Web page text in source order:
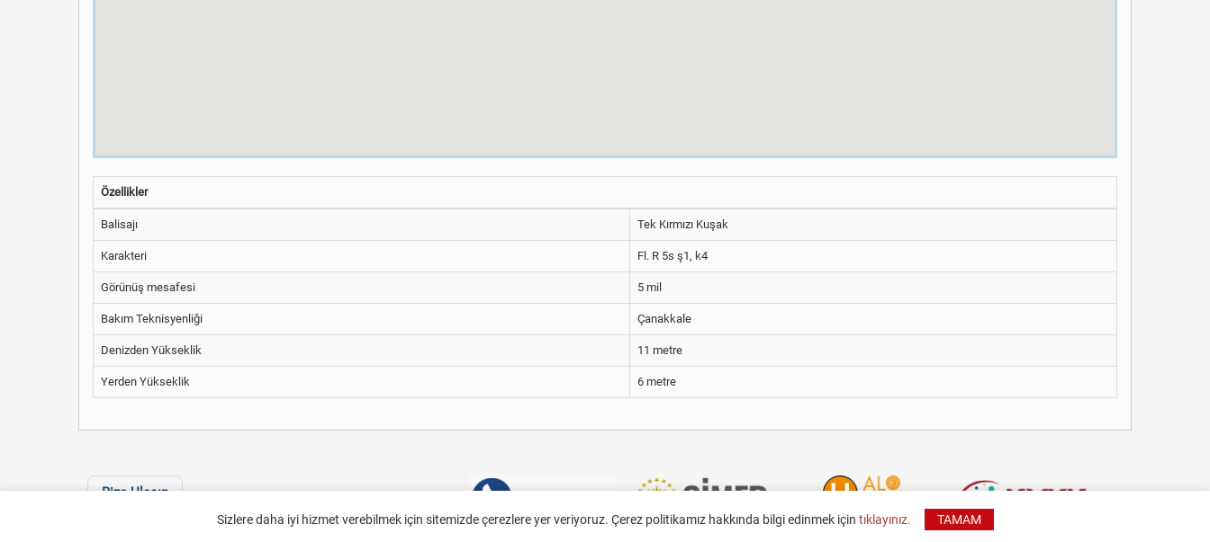
Özellikler
Balisajı Tek Kırmızı Kuşak
Karakteri Fl. R 5s ş1, k4
Görünüş mesafesi 5 mil
Bakım Teknisyenliği Çanakkale
Denizden Yükseklik 11 metre
Yerden Yükseklik 6 metre
Bize Ulaşın
Sizlere daha iyi hizmet verebilmek için sitemizde çerezlere yer veriyoruz. Çerez politikamız hakkında bilgi edinmek için tıklayınız. TAMAM